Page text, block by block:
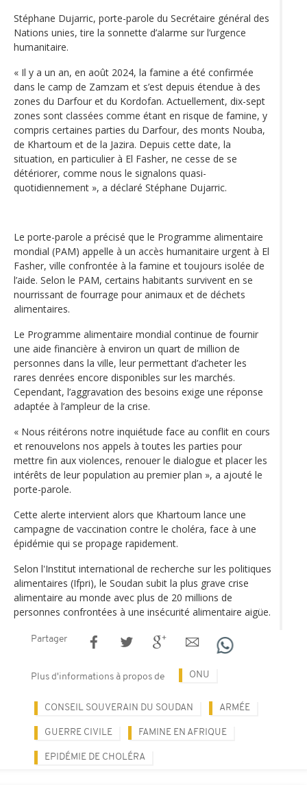
Stéphane Dujarric, porte-parole du Secrétaire général des
Nations unies, tire la sonnette d’alarme sur l’urgence
humanitaire.
« Il y a un an, en août 2024, la famine a été confirmée
dans le camp de Zamzam et s’est depuis étendue à des
zones du Darfour et du Kordofan. Actuellement, dix-sept
zones sont classées comme étant en risque de famine, y
compris certaines parties du Darfour, des monts Nouba,
de Khartoum et de la Jazira. Depuis cette date, la
situation, en particulier à El Fasher, ne cesse de se
détériorer, comme nous le signalons quasi-
quotidiennement », a déclaré Stéphane Dujarric.
Le porte-parole a précisé que le Programme alimentaire
mondial (PAM) appelle à un accès humanitaire urgent à El
Fasher, ville confrontée à la famine et toujours isolée de
l’aide. Selon le PAM, certains habitants survivent en se
nourrissant de fourrage pour animaux et de déchets
alimentaires.
Le Programme alimentaire mondial continue de fournir
une aide financière à environ un quart de million de
personnes dans la ville, leur permettant d’acheter les
rares denrées encore disponibles sur les marchés.
Cependant, l’aggravation des besoins exige une réponse
adaptée à l’ampleur de la crise.
« Nous réitérons notre inquiétude face au conflit en cours
et renouvelons nos appels à toutes les parties pour
mettre fin aux violences, renouer le dialogue et placer les
intérêts de leur population au premier plan », a ajouté le
porte-parole.
Cette alerte intervient alors que Khartoum lance une
campagne de vaccination contre le choléra, face à une
épidémie qui se propage rapidement.
Selon l'Institut international de recherche sur les politiques
alimentaires (Ifpri), le Soudan subit la plus grave crise
alimentaire au monde avec plus de 20 millions de
personnes confrontées à une insécurité alimentaire aigüe.
Partager
Plus d'informations à propos de ONU
CONSEIL SOUVERAIN DU SOUDAN ARMÉE
GUERRE CIVILE FAMINE EN AFRIQUE
EPIDÉMIE DE CHOLÉRA